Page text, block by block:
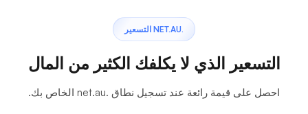
.NET.AU التسعير
التسعير الذي لا يكلفك الكثير من المال
احصل على قيمة رائعة عند تسجيل نطاق .net.au الخاص بك.